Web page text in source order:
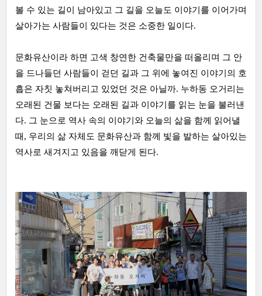
볼 수 있는 길이 남아있고 그 길을 오늘도 이야기를 이어가며
살아가는 사람들이 있다는 것은 소중한 일이다.
문화유산이라 하면 고색 창연한 건축물만을 떠올리며 그 안
을 드나들던 사람들이 걷던 길과 그 위에 놓여진 이야기의 호
흡은 자칫 놓쳐버리고 있었던 것은 아닐까. 누하동 오거리는
오래된 건물 보다는 오래된 길과 이야기를 읽는 눈을 불러낸
다. 그 눈으로 역사 속의 이야기와 오늘의 삶을 함께 읽어낼
때, 우리의 삶 자체도 문화유산과 함께 빛을 발하는 살아있는
역사로 새겨지고 있음을 깨닫게 된다.